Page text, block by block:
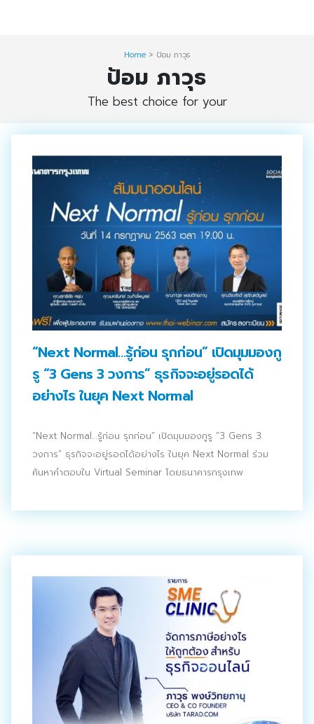
Media Solution
Trading & E-Commerce Solution
ข้อมูลบริษัท
จัดงานแสดงสินค้าและอีเว้นท์ต่าง ๆ
ติดต่อเรา
บริการของเรา
ประชาสัมพันธ์ผ่านสื่อออฟไลน์และสื่อออนไลน์
ผลงานของเรา
ผลิตสิ่งพิมพ์และที่เกี่ยวข้อง
หน้าแรก
Home > ป้อม ภาวุธ
ป้อม ภาวุธ
The best choice for your
“Next Normal…รู้ก่อน รุกก่อน” เปิดมุมมองกู
รู “3 Gens 3 วงการ” ธุรกิจจะอยู่รอดได้
อย่างไร ในยุค Next Normal
“Next Normal…รู้ก่อน รุกก่อน” เปิดมุมมองกูรู “3 Gens 3
วงการ” ธุรกิจจะอยู่รอดได้อย่างไร ในยุค Next Normal ร่วม
ค้นหาคำตอบใน Virtual Seminar โดยธนาคารกรุงเทพ